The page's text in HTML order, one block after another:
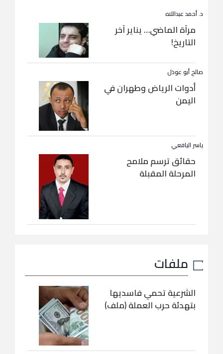
د. أحمد عبداللاه
مرآة الماضي… يناير آخر
التاريخ!
صالح أبو عوذل
أدوات الرياض وطهران في
اليمن
ياسر اليافعي
حقائق ترسم ملامح
المرحلة المقبلة
ملفات
الشرعية تحمي فاسديها
بتهدئة حرب العملة (ملف)